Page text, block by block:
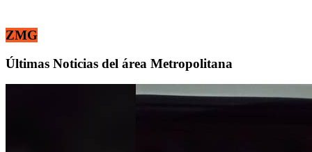
ZMG
Últimas Noticias del área Metropolitana